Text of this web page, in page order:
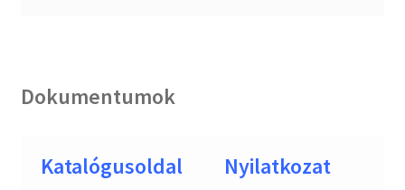
Dokumentumok
Katalógusoldal Nyilatkozat